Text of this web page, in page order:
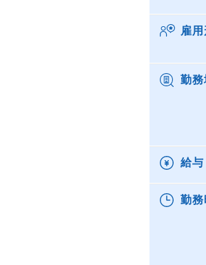
雇
勤務
給与
勤務